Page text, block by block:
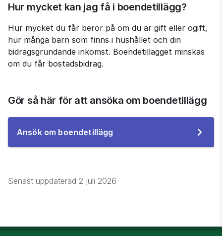
Hur mycket kan jag få i boendetillägg?
Hur mycket du får beror på om du är gift eller ogift,
hur många barn som finns i hushållet och din
bidragsgrundande inkomst. Boendetillägget minskas
om du får bostadsbidrag.
Gör så här för att ansöka om boendetillägg
Ansök om boendetillägg
Senast uppdaterad 2 juli 2026